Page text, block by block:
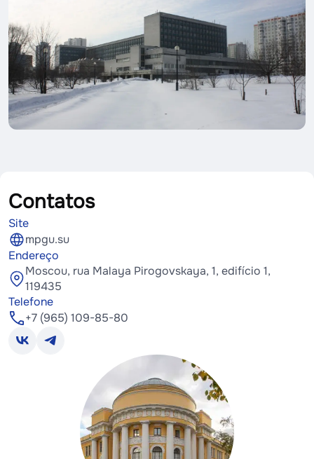
Contatos
Site
mpgu.su
Endereço
Moscou, rua Malaya Pirogovskaya, 1, edifício 1,
119435
Telefone
+7 (965) 109-85-80